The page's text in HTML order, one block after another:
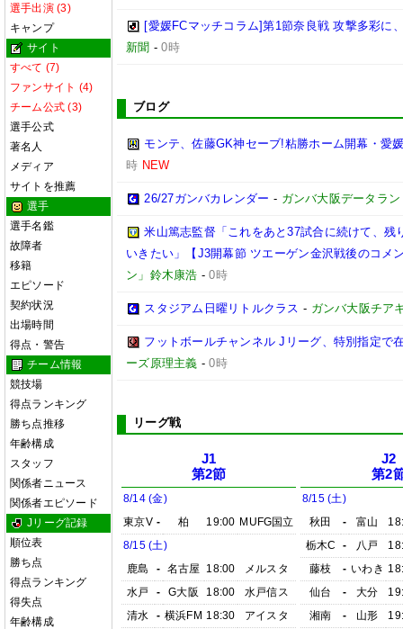
選手出演 (3)
キャンプ
サイト
すべて (7)
ファンサイト (4)
チーム公式 (3)
選手公式
著名人
メディア
サイトを推薦
選手
選手名鑑
故障者
移籍
エピソード
契約状況
出場時間
得点・警告
チーム情報
競技場
得点ランキング
勝ち点推移
年齢構成
スタッフ
関係者ニュース
関係者エピソード
Jリーグ記録
順位表
勝ち点
得点ランキング
得失点
年齢構成
[愛媛FCマッチコラム]第1節奈良戦 攻撃多彩に
新聞 -0時
ブログ
モンテ、佐藤GK神セーブ!粘勝ホーム開幕・愛
時 NEW
26/27ガンバカレンダー - ガンバ大阪データラ
米山篤志監督「これをあと37試合に続けて、
いきたい」【J3開幕節 ツエーゲン金沢戦後のコメ
ン」鈴木康浩 -0時
スタジアム日曜リトルクラス - ガンバ大阪チア
フットボールチャンネル Jリーグ、特別指定で
ーズ原理主義 -0時
リーグ戦
J1
第2節
8/14 (金)
東京V - 柏 19:00 MUFG国立
8/15 (土)
鹿島
- 名古屋 18:00
メルスタ
水戸
- G大阪 18:00
水戸信ス
清水
- 横浜FM 18:30
アイスタ
J2
第2
8/15 (土)
秋田
- 富山
栃木C
- 八戸
藤枝
- いわき
仙台
- 大分
湘南
- 山形